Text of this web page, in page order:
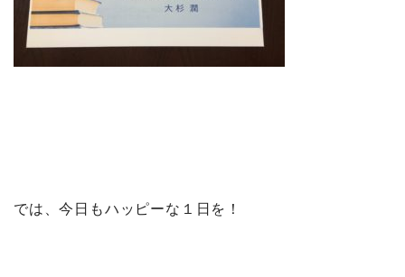
では、今日もハッピーな１日を！